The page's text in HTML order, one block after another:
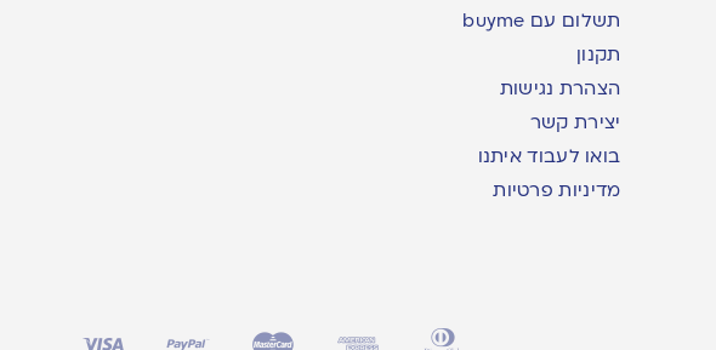
תשלום עם buyme
תקנון
הצהרת נגישות
יצירת קשר
בואו לעבוד איתנו
מדיניות פרטיות